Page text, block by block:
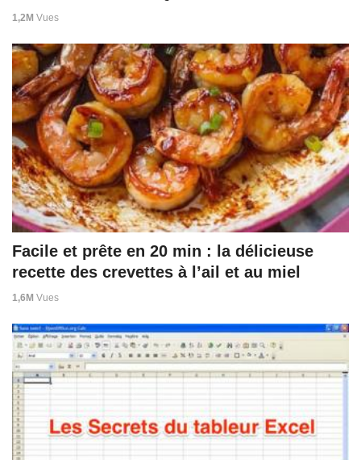
1,2M Vues
Facile et prête en 20 min : la délicieuse
recette des crevettes à l’ail et au miel
1,6M Vues